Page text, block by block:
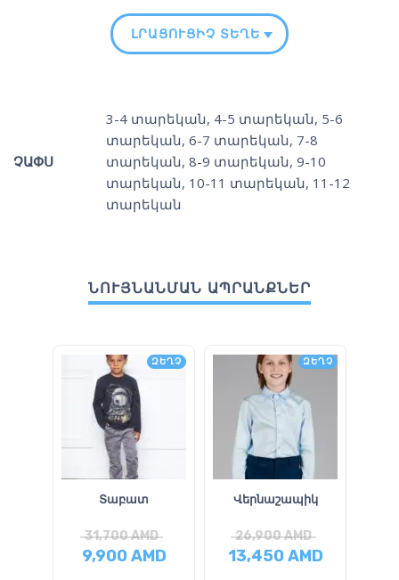
ԼՐԱՑՈՒՑԻՉ ՏԵՂԵԿՈՒԹՅՈՒՆ
ՉԱՓՍ
3-4 տարեկան, 4-5 տարեկան, 5-6
տարեկան, 6-7 տարեկան, 7-8
տարեկան, 8-9 տարեկան, 9-10
տարեկան, 10-11 տարեկան, 11-12
տարեկան
ՆՈՒՅՆԱՆՄԱՆ ԱՊՐԱՆՔՆԵՐ
ԶԵՂՉ
Տաբատ
31,700AMD
9,900AMD
ԶԵՂՉ
Վերնաշապիկ
26,900AMD
13,450AMD